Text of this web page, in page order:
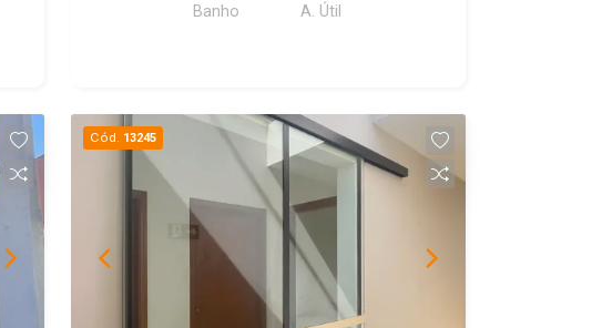
do imóvel Conjunto com 2 salas
perfeita para atendimento ou atividades
profissionais; Interfone instalado;
Preparação para ar-condicionado;
Ambiente moderno, seguro e com
excelente infraestrutura. Entre em
contato e agende uma visita com um de
nossos corretores. Será um prazer
apresentar este excelente espaço para
Banho A. Útil
Cód. 13245